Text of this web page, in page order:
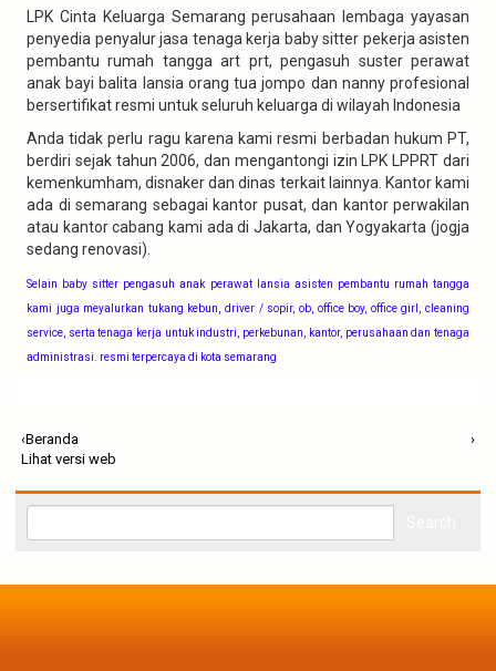
LPK Cinta Keluarga Semarang perusahaan lembaga yayasan
penyedia penyalur jasa tenaga kerja baby sitter pekerja asisten
pembantu rumah tangga art prt, pengasuh suster perawat
anak bayi balita lansia orang tua jompo dan nanny profesional
bersertifikat resmi untuk seluruh keluarga di wilayah Indonesia
Anda tidak perlu ragu karena kami resmi berbadan hukum PT,
berdiri sejak tahun 2006, dan mengantongi izin LPK LPPRT dari
kemenkumham, disnaker dan dinas terkait lainnya. Kantor kami
ada di semarang sebagai kantor pusat, dan kantor perwakilan
atau kantor cabang kami ada di Jakarta, dan Yogyakarta (jogja
sedang renovasi).
Selain baby sitter pengasuh anak perawat lansia asisten pembantu rumah tangga
kami juga meyalurkan tukang kebun, driver / sopir, ob, office boy, office girl, cleaning
service, serta tenaga kerja untuk industri, perkebunan, kantor, perusahaan dan tenaga
administrasi. resmi terpercaya di kota semarang
‹ ›
Beranda
Lihat versi web